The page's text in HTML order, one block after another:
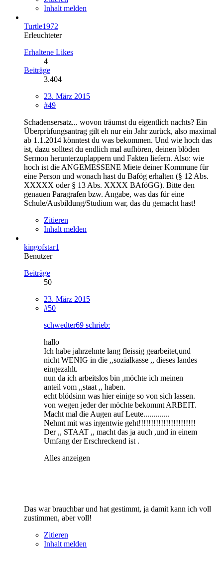
Inhalt melden
Turtle1972
Erleuchteter
Erhaltene Likes
4
Beiträge
3.404
23. März 2015
#49
Schadensersatz... wovon träumst du eigentlich nachts? Ein
Überprüfungsantrag gilt eh nur ein Jahr zurück, also maximal
ab 1.1.2014 könntest du was bekommen. Und wie hoch das
ist, dazu solltest du endlich mal aufhören, deinen blöden
Sermon herunterzuplappern und Fakten liefern. Also: wie
hoch ist die ANGEMESSENE Miete deiner Kommune für
eine Person und wonach hast du Bafög erhalten (§ 12 Abs.
XXXXX oder § 13 Abs. XXXX BAföGG). Bitte den
genauen Paragrafen bzw. Angabe, was das für eine
Schule/Ausbildung/Studium war, das du gemacht hast!
Zitieren
Inhalt melden
kingofstar1
Benutzer
Beiträge
50
23. März 2015
#50
schwedter69 schrieb:
hallo
Ich habe jahrzehnte lang fleissig gearbeitet,und
nicht WENIG in die ,,sozialkasse ,, dieses landes
eingezahlt.
nun da ich arbeitslos bin ,möchte ich meinen
anteil vom ,,staat ,, haben.
echt blödsinn was hier einige so von sich lassen.
von wegen jeder der möchte bekommt ARBEIT.
Macht mal die Augen auf Leute.............
Nehmt mit was irgentwie geht!!!!!!!!!!!!!!!!!!!!!!!
Der ,, STAAT ,, macht das ja auch ,und in einem
Umfang der Erschreckend ist .
Alles anzeigen
Das war brauchbar und hat gestimmt, ja damit kann ich voll
zustimmen, aber voll!
Zitieren
Inhalt melden